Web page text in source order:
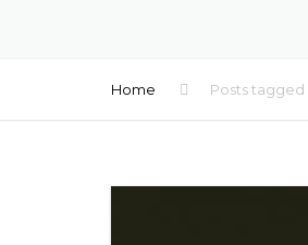
Home Posts